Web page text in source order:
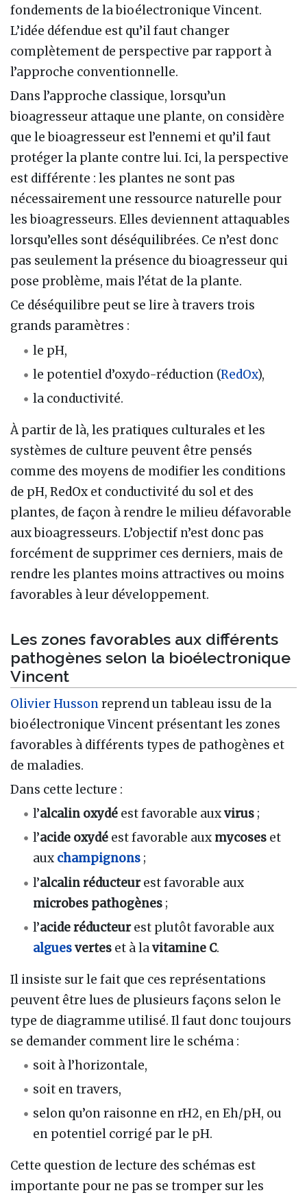
fondements de la bioélectronique Vincent.
L’idée défendue est qu’il faut changer
complètement de perspective par rapport à
l’approche conventionnelle.
Dans l’approche classique, lorsqu’un
bioagresseur attaque une plante, on considère
que le bioagresseur est l’ennemi et qu’il faut
protéger la plante contre lui. Ici, la perspective
est différente : les plantes ne sont pas
nécessairement une ressource naturelle pour
les bioagresseurs. Elles deviennent attaquables
lorsqu’elles sont déséquilibrées. Ce n’est donc
pas seulement la présence du bioagresseur qui
pose problème, mais l’état de la plante.
Ce déséquilibre peut se lire à travers trois
grands paramètres :
le pH,
le potentiel d’oxydo-réduction (RedOx),
la conductivité.
À partir de là, les pratiques culturales et les
systèmes de culture peuvent être pensés
comme des moyens de modifier les conditions
de pH, RedOx et conductivité du sol et des
plantes, de façon à rendre le milieu défavorable
aux bioagresseurs. L’objectif n’est donc pas
forcément de supprimer ces derniers, mais de
rendre les plantes moins attractives ou moins
favorables à leur développement.
Les zones favorables aux différents
pathogènes selon la bioélectronique
Vincent
Olivier Hussonreprend un tableau issu de la
bioélectronique Vincent présentant les zones
favorables à différents types de pathogènes et
de maladies.
Dans cette lecture :
l’alcalin oxydé est favorable auxvirus ;
l’acide oxydé est favorable aux mycoses et
aux champignons ;
l’alcalin réducteurest favorable aux
microbes pathogènes ;
l’acide réducteurest plutôt favorable aux
alguesvertes et à lavitamine C.
Il insiste sur le fait que ces représentations
peuvent être lues de plusieurs façons selon le
type de diagramme utilisé. Il faut donc toujours
se demander comment lire le schéma :
soit à l’horizontale,
soit en travers,
selon qu’on raisonne en rH2, en Eh/pH, ou
en potentiel corrigé par le pH.
Cette question de lecture des schémas est
importante pour ne pas se tromper sur les